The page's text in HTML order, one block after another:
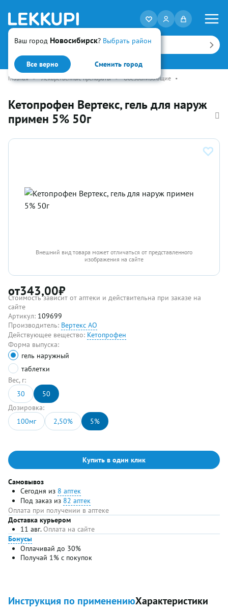
Ваш город Новосибирск? Выбрать район
Все верно Сменить город
Искать
Главная • Лекарственные препараты • Обезболивающие •
Кетопрофен Вертекс, гель для наруж
примен 5% 50г
Внешний вид товара может отличаться от представленного
изображения на сайте
от343,00₽
Стоимость зависит от аптеки и действительна при заказе на
сайте
Артикул: 109699
Производитель: Вертекс АО
Действующее вещество: Кетопрофен
Форма выпуска:
гель наружный
таблетки
Вес, г:
30
50
Дозировка:
100мг
2,50% 5%
Купить в один клик
Самовывоз
Сегодня из 8 аптек
Под заказ из 82 аптек
Оплата при получении в аптеке
Доставка курьером
11 авг. Оплата на сайте
Бонусы
Оплачивай до 30%
Получай 1% с покупок
Инструкция по применениюХарактеристики